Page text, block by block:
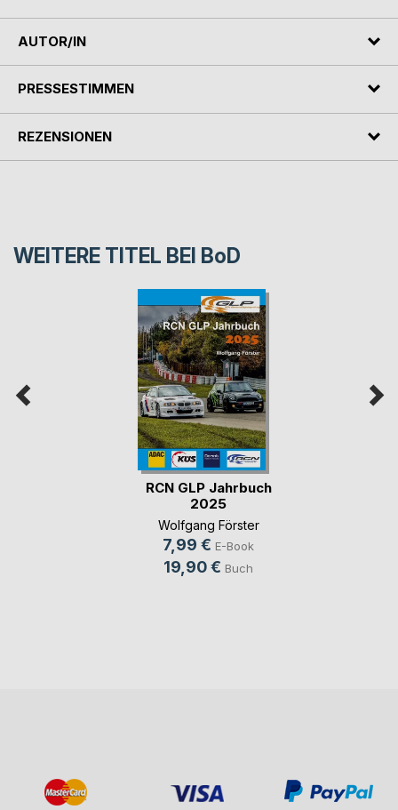
AUTOR/IN
PRESSESTIMMEN
REZENSIONEN
WEITERE TITEL BEI BoD
RCN GLP Jahrbuch
2025
Wolfgang Förster
7,99 € E-Book
19,90 € Buch